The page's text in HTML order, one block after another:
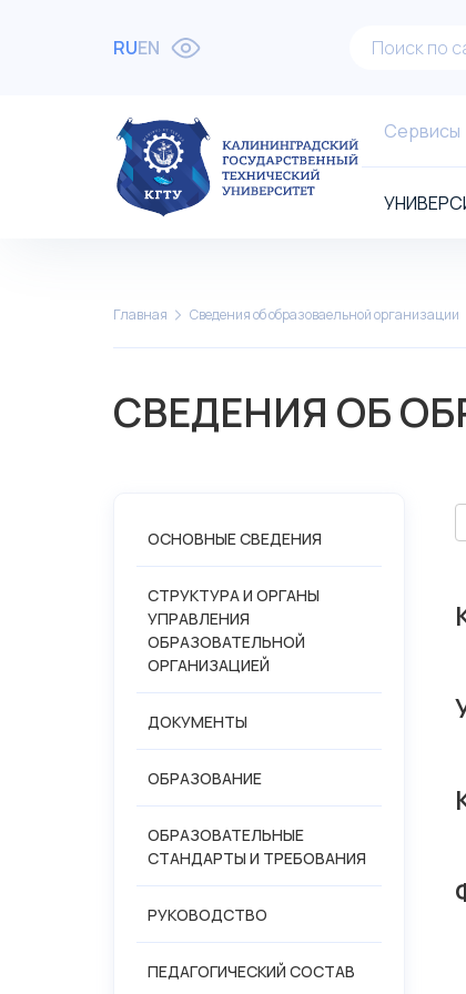
RUEN
Сервисы
Главная Сведения об образоваельной организации
СВЕДЕНИЯ ОБ
ОСНОВНЫЕ СВЕДЕНИЯ
СТРУКТУРА И ОРГАНЫ
УПРАВЛЕНИЯ
ОБРАЗОВАТЕЛЬНОЙ
ОРГАНИЗАЦИЕЙ
ДОКУМЕНТЫ
ОБРАЗОВАНИЕ
ОБРАЗОВАТЕЛЬНЫЕ
СТАНДАРТЫ И ТРЕБОВАНИЯ
РУКОВОДСТВО
ПЕДАГОГИЧЕСКИЙ СОСТАВ